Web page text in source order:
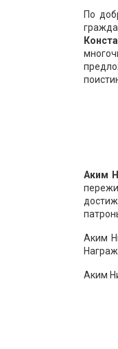
По
Аким
Аким
Аким